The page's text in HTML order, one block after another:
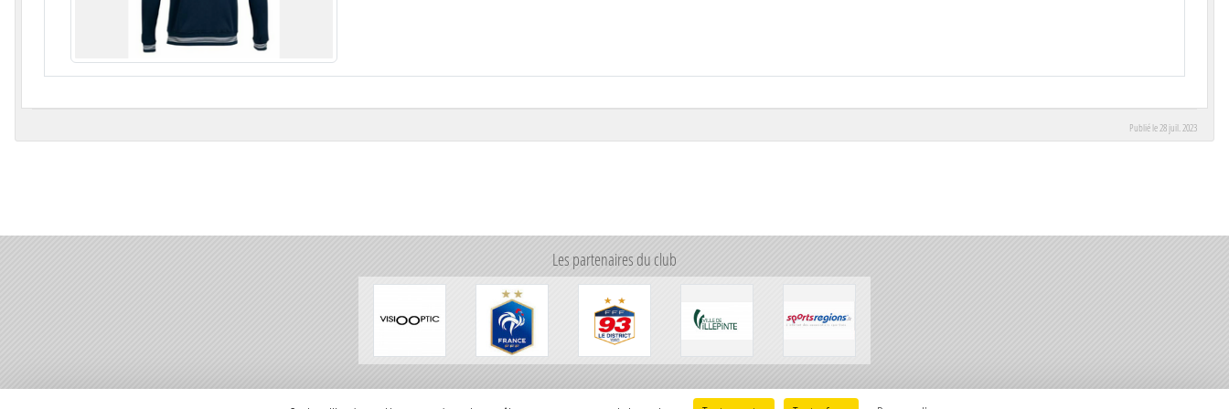
Publié le 28 juil. 2023
Les partenaires du club